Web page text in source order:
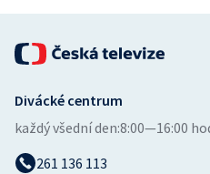
Volejbal
Divácké centrum
každý všední den:8:00—16:00
261 136 113